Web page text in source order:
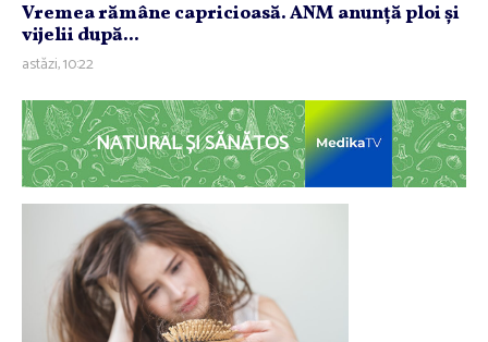
Vremea rămâne capricioasă. ANM anunţă ploi şi
vijelii după...
astăzi, 10:22
NATURAL ȘI SĂNĂTOS